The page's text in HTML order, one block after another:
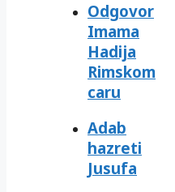
Odgovor
Imama
Hadija
Rimskom
caru
Adab
hazreti
Jusufa